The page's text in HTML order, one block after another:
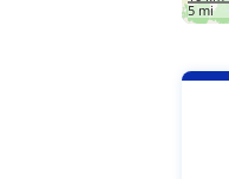
5 mi